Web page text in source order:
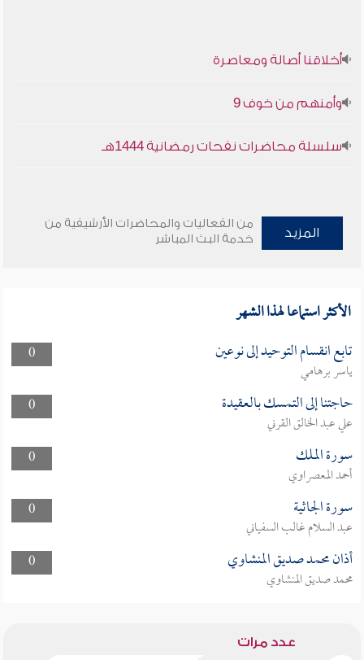
أخلاقنا أصالة ومعاصرة
وأمنهم من خوف 9
سلسلة محاضرات نفحات رمضانية 1444هـ
المزيد
من الفعاليات والمحاضرات الأرشيفية من
خدمة البث المباشر
الأكثر استماعا لهذا الشهر
0 تابع انقسام التوحيد إلى نوعين
ياسر برهامي
0
حاجتنا إلى التمسك بالعقيدة
علي عبد الخالق القرني
0
سورة الملك
أحمد المعصراوي
0
سورة الجاثية
عبد السلام غالب السفياني
0
أذان محمد صديق المنشاوي
محمد صديق المنشاوي
عدد مرات